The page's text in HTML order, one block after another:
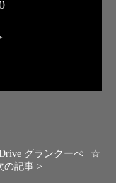
グランクーぺ
☆
の記事 >